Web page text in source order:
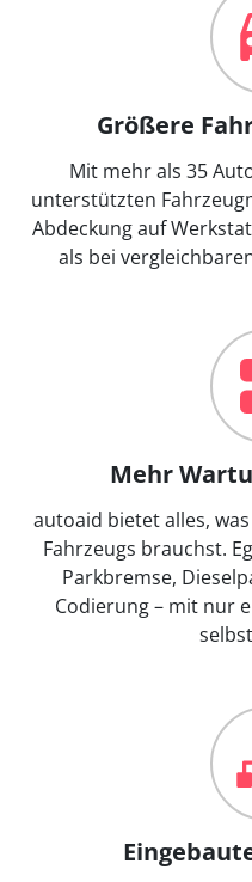
Größere
Mit mehr als 35
unterstützten
Abdeckung auf
als bei
Mehr
autoaid bietet alles,
Fahrzeugs brauchst.
Parkbremse,
Codierung – mit nur